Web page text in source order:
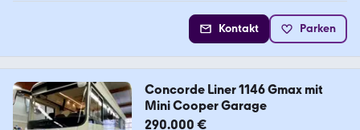
Kontakt Parken
Concorde Liner 1146 Gmax mit
Mini Cooper Garage
290.000 €